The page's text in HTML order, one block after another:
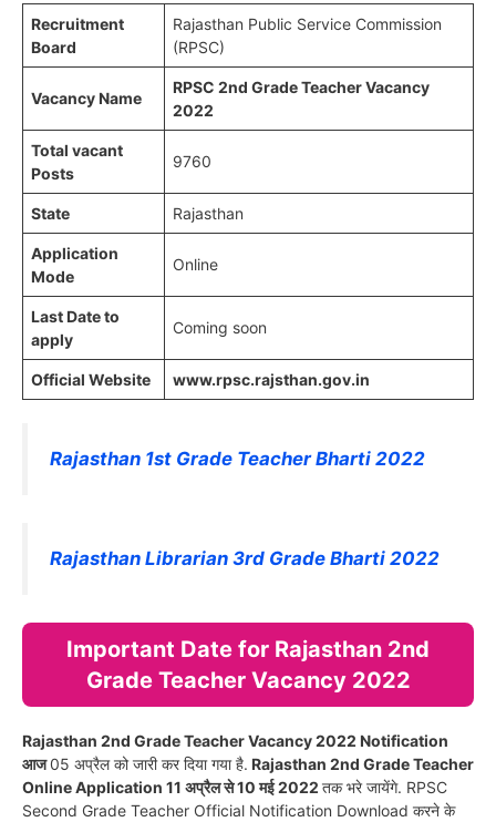
Recruitment
Board
Rajasthan Public Service Commission
(RPSC)
Vacancy Name
RPSC 2nd Grade Teacher Vacancy
2022
Total vacant
Posts
9760
State Rajasthan
Application
Mode
Online
Last Date to
apply
Coming soon
Official Website www.rpsc.rajsthan.gov.in
Rajasthan 1st Grade Teacher Bharti 2022
Rajasthan Librarian 3rd Grade Bharti 2022
Important Date for Rajasthan 2nd
Grade Teacher Vacancy 2022
Rajasthan 2nd Grade Teacher Vacancy 2022 Notification
आज05 अप्रैल को जारी कर दिया गया है. Rajasthan 2nd Grade Teacher
Online Application 11 अप्रैल से 10 मई 2022 तक भरे जायेंगे. RPSC
Second Grade Teacher Official Notification Download करने के